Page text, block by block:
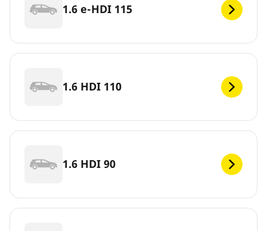
1.6 e-HDI 115
1.6 HDI 110
1.6 HDI 90